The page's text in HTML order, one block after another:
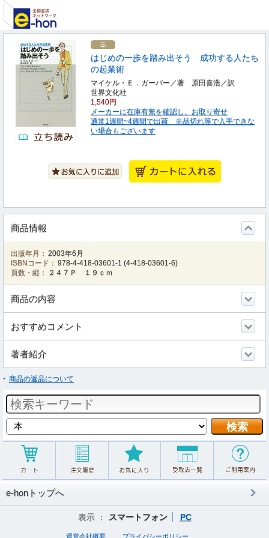
はじめの一歩を踏み出そう 成功する人たち
の起業術
マイケル・Ｅ．ガーバー／著 原田喜浩／訳
世界文化社
1,540円
メーカーに在庫有無を確認し、お取り寄せ
通常1週間~4週間で出荷 ※品切れ等で入手できな
い場合もございます
商品情報
出版年月： 2003年6月
ISBNコード： 978-4-418-03601-1 (4-418-03601-6)
頁数・縦：
２４７Ｐ １９ｃｍ
商品の内容
おすすめコメント
著者紹介
商品の返品について
e-honトップへ
表示 ： スマートフォン PC
運営会社概要 プライバシーポリシー